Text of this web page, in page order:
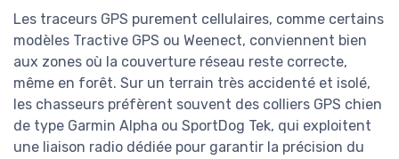
Les traceurs GPS purement cellulaires, comme certains
modèles Tractive GPS ou Weenect, conviennent bien
aux zones où la couverture réseau reste correcte,
même en forêt. Sur un terrain très accidenté et isolé,
les chasseurs préfèrent souvent des colliers GPS chien
de type Garmin Alpha ou SportDog Tek, qui exploitent
une liaison radio dédiée pour garantir la précision du